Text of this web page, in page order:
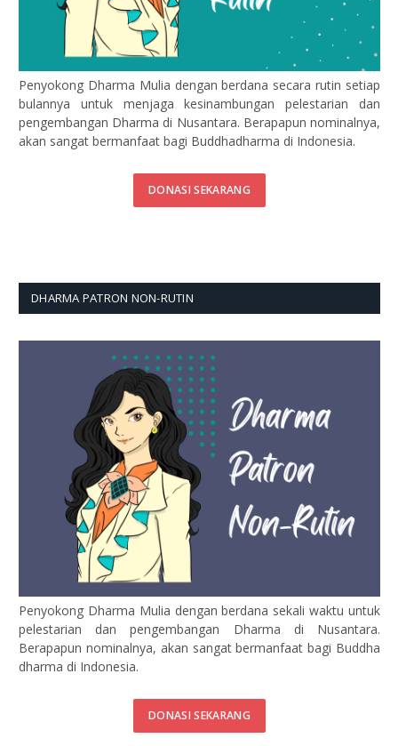
Penyokong Dharma Mulia dengan berdana secara rutin setiap
bulannya untuk menjaga kesinambungan pelestarian dan
pengembangan Dharma di Nusantara. Berapapun nominalnya,
akan sangat bermanfaat bagi Buddhadharma di Indonesia.
DONASI SEKARANG
DHARMA PATRON NON-RUTIN
Penyokong Dharma Mulia dengan berdana sekali waktu untuk
pelestarian dan pengembangan Dharma di Nusantara.
Berapapun nominalnya, akan sangat bermanfaat bagi Buddha
dharma di Indonesia.
DONASI SEKARANG